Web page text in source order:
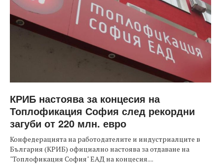
КРИБ настоява за концесия на
Топлофикация София след рекордни
загуби от 220 млн. евро
Конфедерацията на работодателите и индустриалците в
България (КРИБ) официално настоява за отдаване на
"Топлофикация София" ЕАД на концесия....